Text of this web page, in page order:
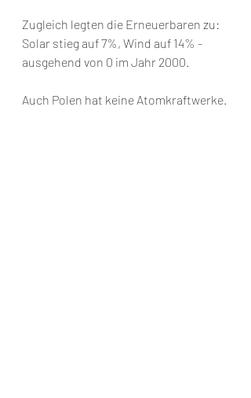
Zugleich legten die Erneuerbaren zu:
Solar stieg auf 7%, Wind auf 14% -
ausgehend von 0 im Jahr 2000.
Auch Polen hat keine Atomkraftwerke.